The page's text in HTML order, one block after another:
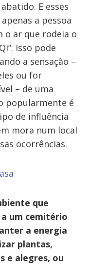
E esses
a pessoa
o ar que rodeia o
Isso pode
a sensação –
ou for
– de uma
popularmente é
de influência
mora num local
ocorrências.
que
um cemitério
a energia
plantas,
e alegres, ou